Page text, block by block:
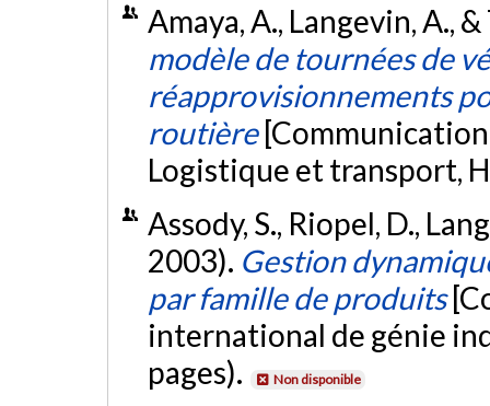
Amaya, A., Langevin, A.,
modèle de tournées de
réapprovisionnements
routière
Logistique et transport,
Assody, S., Riopel, D.,
2003). Gestion
par famille de produits
international de génie
pages).
Non disponible